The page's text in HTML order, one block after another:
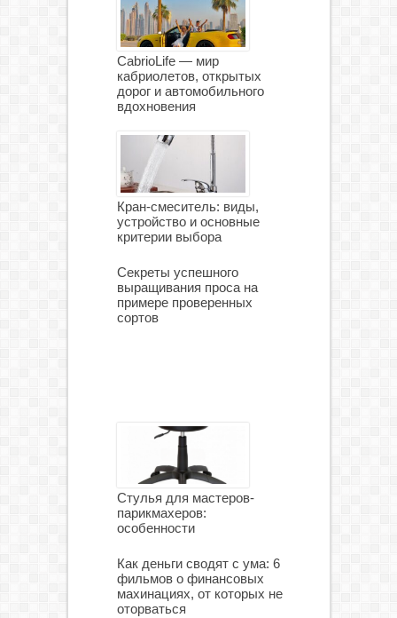
CabrioLife — мир
кабриолетов, открытых
дорог и автомобильного
вдохновения
Кран-смеситель: виды,
устройство и основные
критерии выбора
Секреты успешного
выращивания проса на
примере проверенных
сортов
Стулья для мастеров-
парикмахеров:
особенности
Как деньги сводят с ума: 6
фильмов о финансовых
махинациях, от которых не
оторваться